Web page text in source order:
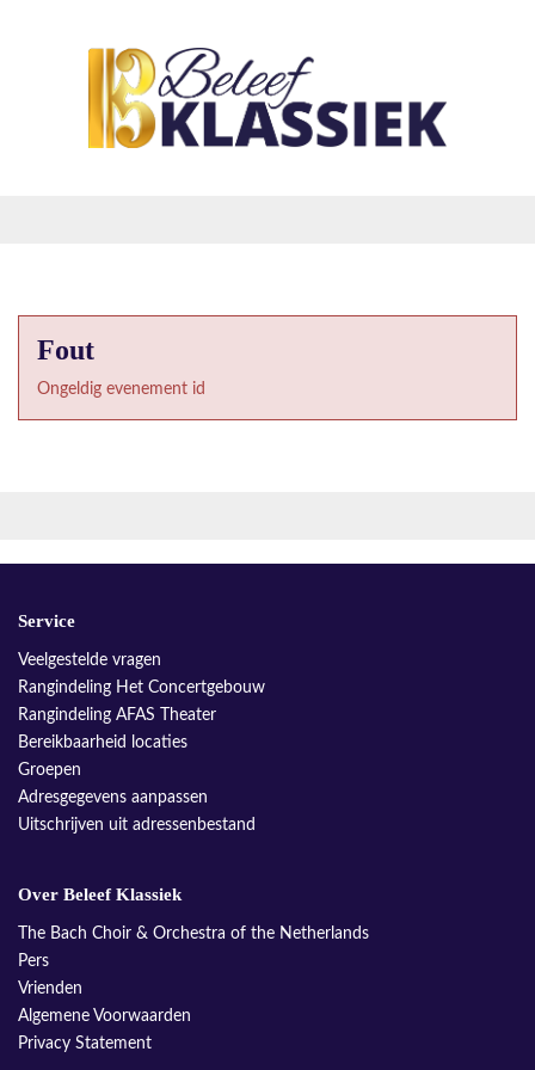
Fout
Ongeldig evenement id
Service
Veelgestelde vragen
Rangindeling Het Concertgebouw
Rangindeling AFAS Theater
Bereikbaarheid locaties
Groepen
Adresgegevens aanpassen
Uitschrijven uit adressenbestand
Over Beleef Klassiek
The Bach Choir & Orchestra of the Netherlands
Pers
Vrienden
Algemene Voorwaarden
Privacy Statement